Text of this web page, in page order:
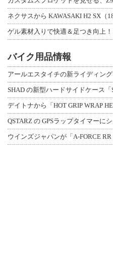
ネクサスから KAWASAKI H2 SX（
バイク用品情報
SHAD の新型ハードサイドケース
デイトナから「HOT GRIP WRAP
QSTARZ の GPSラップタイマーに
ウインズジャパンが「A-FORCE